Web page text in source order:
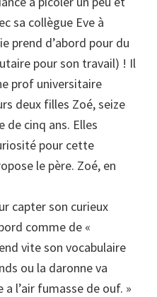
sa collègue Eve à
prend d’abord pour du
pour son travail) ! Il
prof universitaire
deux filles Zoé, seize
de cinq ans. Elles
pour cette
le père. Zoé, en
capter son curieux
comme de «
vite son vocabulaire
ou la daronne va
a l’air fumasse de ouf. »